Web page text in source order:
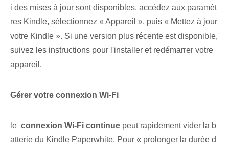
i des mises à jour sont disponibles, accédez aux paramèt
res Kindle, sélectionnez « Appareil », puis « Mettez à jour
votre Kindle ». Si une version plus récente est disponible,
suivez les instructions pour l'installer et redémarrer votre
appareil.
Gérer votre connexion Wi-Fi
le ⁢ connexion Wi-Fi continue peut rapidement vider la b
atterie du Kindle Paperwhite. Pour « prolonger la durée d